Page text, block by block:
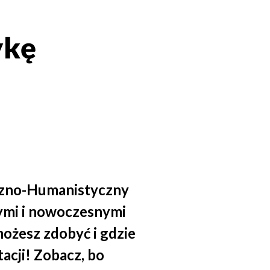
Humanistyczny
i nowoczesnymi
zdobyć i gdzie
Zobacz, bo